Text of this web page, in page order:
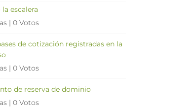
escalera
| 0 Votos
de cotización registradas en la
| 0 Votos
de reserva de dominio
| 0 Votos